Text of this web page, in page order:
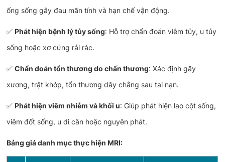
ống sống gây đau mãn tính và hạn chế vận động.
✅ Phát hiện bệnh lý tủy sống: Hỗ trợ chẩn đoán viêm tủy, u tủy
sống hoặc xơ cứng rải rác.
✅Chẩn đoán tổn thương do chấn thương: Xác định gãy
xương, trật khớp, tổn thương dây chằng sau tai nạn.
✅ Phát hiện viêm nhiễm và khối u: Giúp phát hiện lao cột sống,
viêm đốt sống, u di căn hoặc nguyên phát.
Bảng giá danh mục thực hiện MRI: